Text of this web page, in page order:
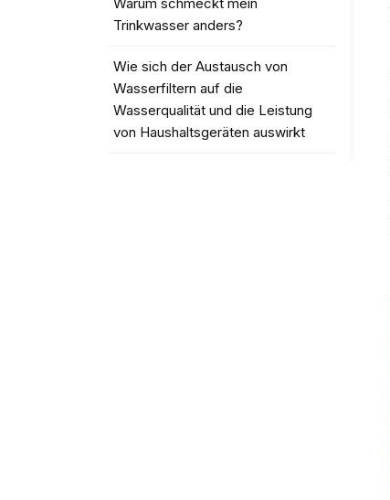
Trinkwasser anders?
Wie sich der Austausch von
Wasserfiltern auf die
Wasserqualität und die Leistung
von Haushaltsgeräten auswirkt